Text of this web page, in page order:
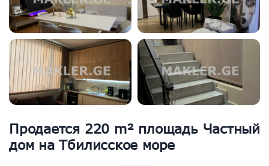
Продается 220 m² площадь Частный
дом на Тбилисское море